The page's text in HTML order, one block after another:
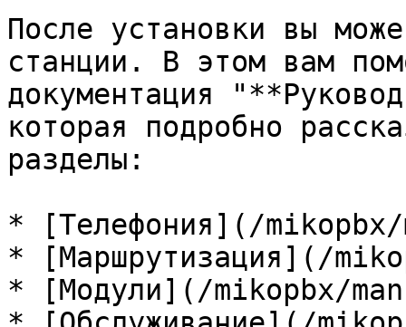
После установки вы
станции. В этом вам
документация
которая подробно
разделы:
* [Телефония](/
* [Маршрутизация](/
* [Модули](/mikopbx/